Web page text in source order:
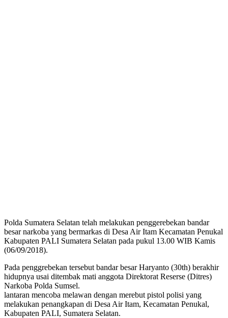
Polda Sumatera Selatan telah melakukan penggerebekan bandar
besar narkoba yang bermarkas di Desa Air Itam Kecamatan Penukal
Kabupaten PALI Sumatera Selatan pada pukul 13.00 WIB Kamis
(06/09/2018).
Pada penggrebekan tersebut bandar besar Haryanto (30th) berakhir
hidupnya usai ditembak mati anggota Direktorat Reserse (Ditres)
Narkoba Polda Sumsel.
lantaran mencoba melawan dengan merebut pistol polisi yang
melakukan penangkapan di Desa Air Itam, Kecamatan Penukal,
Kabupaten PALI, Sumatera Selatan.